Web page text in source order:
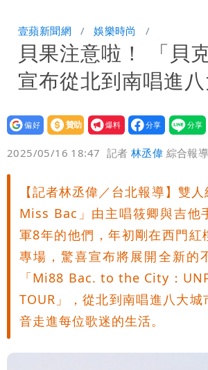
「當台灣人金魚腦？」
肥大叔猝逝！競爭對手「
悼念
Uber Eats違法偷錢！外
舉 停用誰負責？
「民間買到1500萬劑BNT
口」 徐巧芯：民進黨當
白海豚颱風大亂！虎航
韓都受影響
壹蘋新聞網 娛樂時尚
貝果注意啦！ 「貝
宣布從北到南唱進
設為
贊助
我要
爆料
2025/05/16 18:47 記者林丞偉 綜合報導
【記者林丞偉／台北報導】雙
Miss Bac」由主唱筱卿與吉他
軍8年的他們，年初剛在西門紅
專場，驚喜宣布將展開全新的
「Mi88 Bac. to the City：
TOUR」，從北到南唱進八大城
音走進每位歌迷的生活。